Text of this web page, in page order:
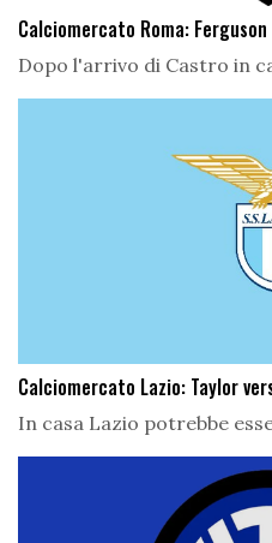
Calciomercato Roma:
Dopo l'arrivo di Castro in
Calciomercato Lazio: Taylor
In casa Lazio potrebbe